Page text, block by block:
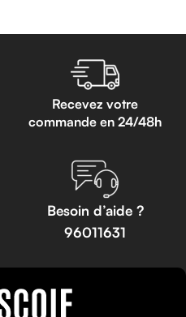
Recevez votre
commande en 24/48h
Besoin d’aide ?
96011631